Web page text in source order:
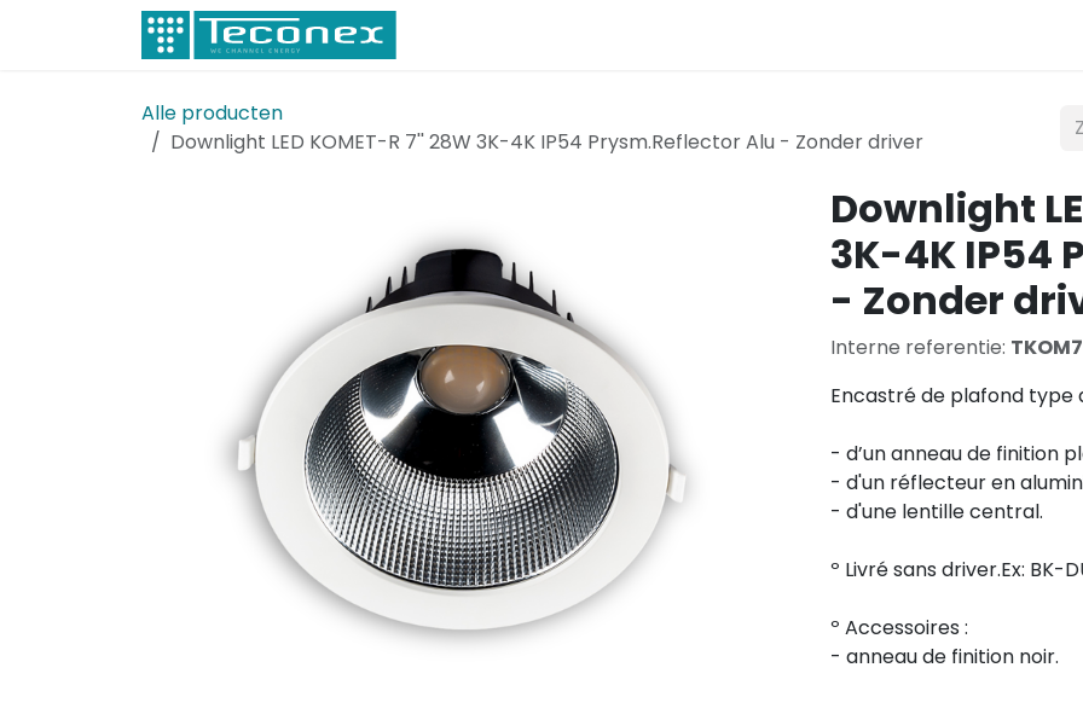
Overslaan naar inhoud
Alle producten
Downlight LED KOMET-R 7'' 28W 3K-4K IP54 Prysm.Reflector Alu - Zonder driver
Downlight
3K-4K IP54
- Zonder
Interne referentie:
Encastré de plafond type
- d’un anneau de finition
- d'un réflecteur en
- d'une lentille central.
º Livré sans driver.Ex: BK-
º Accessoires :
- anneau de finition noir.